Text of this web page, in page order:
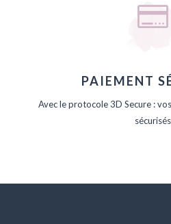

PAIEMENT
Avec le protocole 3D Secure :
sécurisés